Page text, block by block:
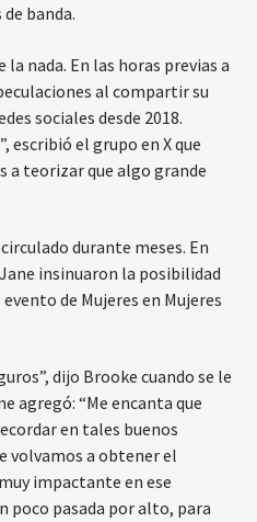
banda.
nada. En las horas previas a
al compartir su
sociales desde 2018.
escribió el grupo en X que
a teorizar que algo grande
durante meses. En
insinuaron la posibilidad
de Mujeres en Mujeres
dijo Brooke cuando se le
agregó: “Me encanta que
en tales buenos
volvamos a obtener el
impactante en ese
poco pasada por alto, para